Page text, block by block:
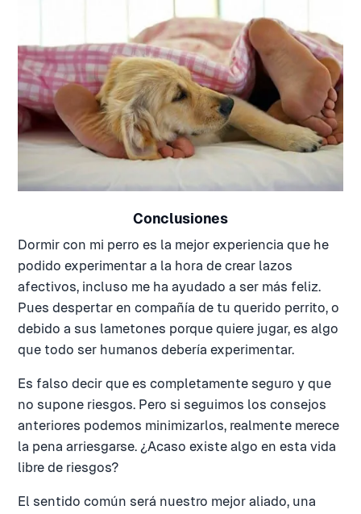
Conclusiones
Dormir con mi perro es la mejor experiencia que he
podido experimentar a la hora de crear lazos
afectivos, incluso me ha ayudado a ser más feliz.
Pues despertar en compañía de tu querido perrito, o
debido a sus lametones porque quiere jugar, es algo
que todo ser humanos debería experimentar.
Es falso decir que es completamente seguro y que
no supone riesgos. Pero si seguimos los consejos
anteriores podemos minimizarlos, realmente merece
la pena arriesgarse. ¿Acaso existe algo en esta vida
libre de riesgos?
El sentido común será nuestro mejor aliado, una